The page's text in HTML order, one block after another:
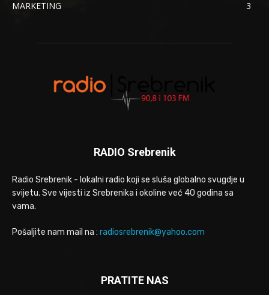
MARKETING
3
RADIO Srebrenik
Radio Srebrenik - lokalni radio koji se sluša globalno svugdje u
svijetu. Sve vijesti iz Srebrenika i okoline već 40 godina sa
vama.
Pošaljite nam mail na : radiosrebrenik@yahoo.com
PRATITE NAS